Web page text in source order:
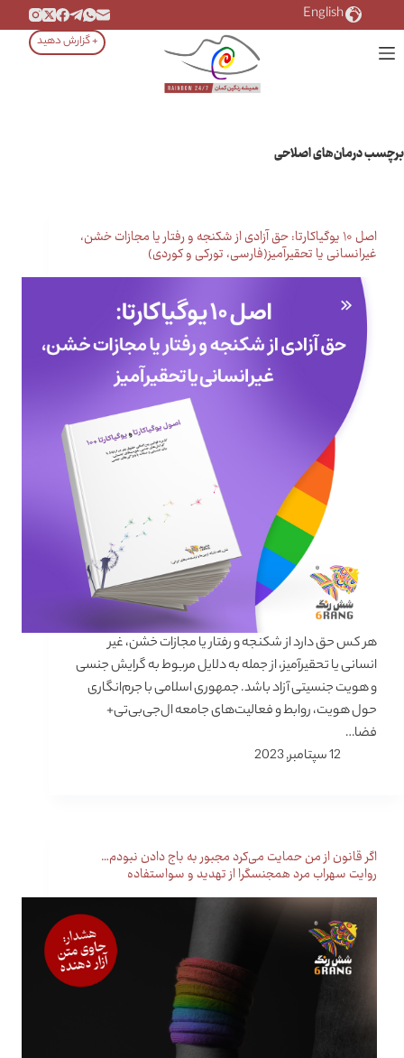
به
محتوا
English
+ گزارش دهید
برچسبدرمان‌های اصلاحی
اصل ۱۰ یوگیاکارتا: حق آزادی از شکنجه و رفتار یا مجازات خشن،
غیرانسانی یا تحقیرآمیز(فارسی، تورکی و کوردی)
هر کس حق دارد از شکنجه و رفتار یا مجازات خشن، غیر
انسانی یا تحقیرآمیز، از جمله به دلایل مربوط به گرایش جنسی
و هویت جنسیتی آزاد باشد. جمهوری اسلامی با جرم‌انگاری
حول هویت، روابط و فعالیت‌های جامعه ال‌جی‌بی‌تی+
فضا…
12 سپتامبر, 2023
اگر قانون از من حمایت می‌کرد مجبور به باج دادن نبودم…
روایت سهراب مرد همجنسگرا از تهدید و سواستفاده